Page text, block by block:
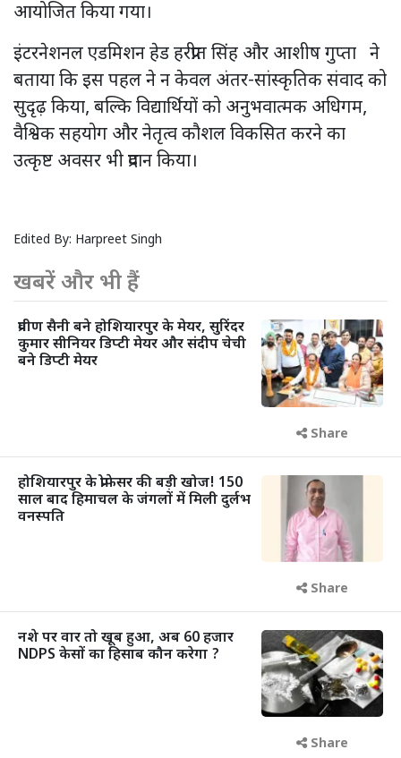
आयोजित किया गया।
इंटरनेशनल एडमिशन हेड हरप्रीत सिंह और आशीष गुप्ता ने
बताया कि इस पहल ने न केवल अंतर-सांस्कृतिक संवाद को
सुदृढ़ किया, बल्कि विद्यार्थियों को अनुभवात्मक अधिगम,
वैश्विक सहयोग और नेतृत्व कौशल विकसित करने का
उत्कृष्ट अवसर भी प्रदान किया।
Edited By: Harpreet Singh
खबरें और भी हैं
प्रवीण सैनी बने होशियारपुर के मेयर, सुरिंदर
कुमार सीनियर डिप्टी मेयर और संदीप चेची
बने डिप्टी मेयर
Share
होशियारपुर के प्रोफेसर की बड़ी खोज! 150
साल बाद हिमाचल के जंगलों में मिली दुर्लभ
वनस्पति
Share
नशे पर वार तो खूब हुआ, अब 60 हजार
NDPS केसों का हिसाब कौन करेगा ?
Share